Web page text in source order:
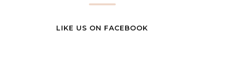
LIKE US ON FACEBOOK